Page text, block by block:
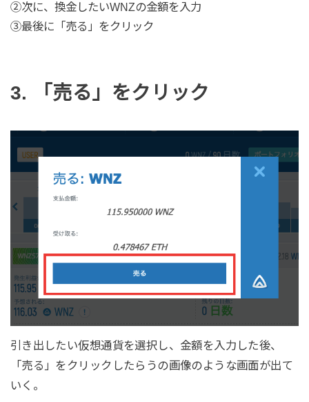
②次に、換金したいWNZの金額を入力
③最後に「売る」をクリック
3. 「売る」をクリック
引き出したい仮想通貨を選択し、金額を入力した後、
「売る」をクリックしたらうの画像のような画面が出て
いく。